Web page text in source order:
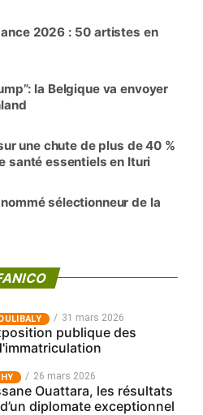
2026 : 50 artistes en
la Belgique va envoyer
une chute de plus de 40 %
santé essentiels en Ituri
sélectionneur de la
31 mars 2026
publique des
26 mars 2026
Ouattara, les résultats
diplomate exceptionnel